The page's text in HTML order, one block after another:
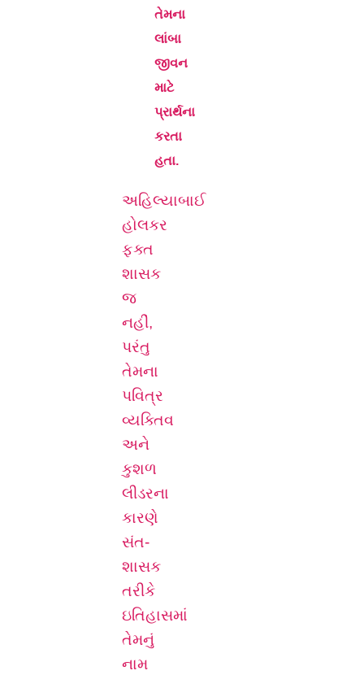
તેમના
લાંબા
જીવન
માટે
પ્રાર્થના
કરતા
હતા.
અહિલ્યાબાઈ
હોલકર
ફક્ત
શાસક
જ
નહીં,
પરંતુ
તેમના
પવિત્ર
વ્યક્તિવ
અને
કુશળ
લીડરના
કારણે
સંત-
શાસક
તરીકે
ઇતિહાસમાં
તેમનું
નામ